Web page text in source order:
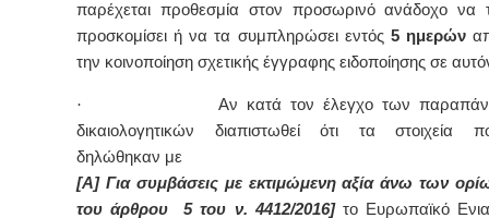
παρέχεται προθεσμία στον προσωρινό ανάδοχο να
προσκομίσει ή να τα συμπληρώσει εντός 5 ημερών
την κοινοποίηση σχετικής έγγραφης ειδοποίησης σε
·
Αν κατά τον έλεγχο των
δικαιολογητικών διαπιστωθεί ότι τα στοιχεία
δηλώθηκαν με
[Α] Για συμβάσεις με εκτιμώμενη αξία άνω των
του άρθρου 5 του ν. 4412/2016]το Ευρωπαϊκό